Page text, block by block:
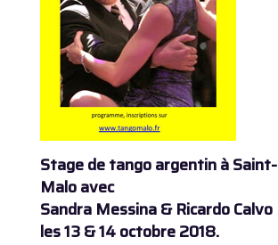
Stage de tango argentin à Saint-
Malo avec
Sandra Messina & Ricardo Calvo
les 13 & 14 octobre 2018.